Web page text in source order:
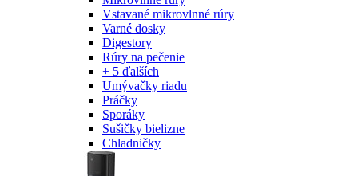
Vstavané mikrovlnné rúry
Varné dosky
Digestory
Rúry na pečenie
+ 5 ďalších
Umývačky riadu
Práčky
Sporáky
Sušičky bielizne
Chladničky